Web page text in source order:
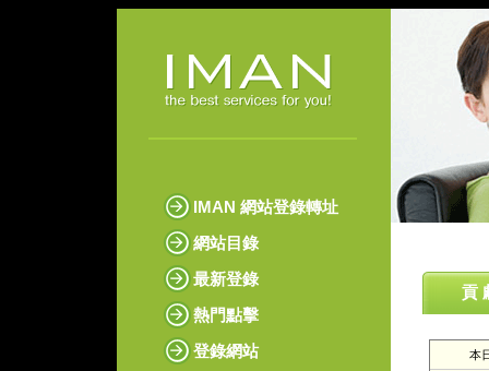
IMAN 網站登錄轉址
網站目錄
最新登錄
熱門點擊
登錄網站
貢
本